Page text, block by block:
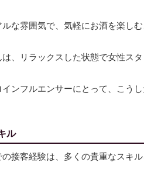
な雰囲気で、気軽にお酒を楽しむ
、リラックスした状態で女性ス
ンフルエンサーにとって、こう
ル
接客経験は、多くの貴重なスキル